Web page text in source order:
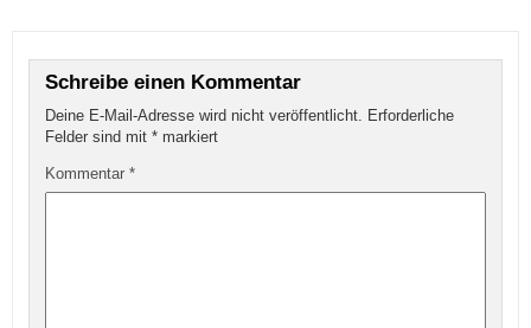
Schreibe einen Kommentar
Deine E-Mail-Adresse wird nicht veröffentlicht. Erforderliche
Felder sind mit *markiert
Kommentar *